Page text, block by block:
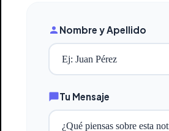
Nombre y Apellido
Tu Mensaje